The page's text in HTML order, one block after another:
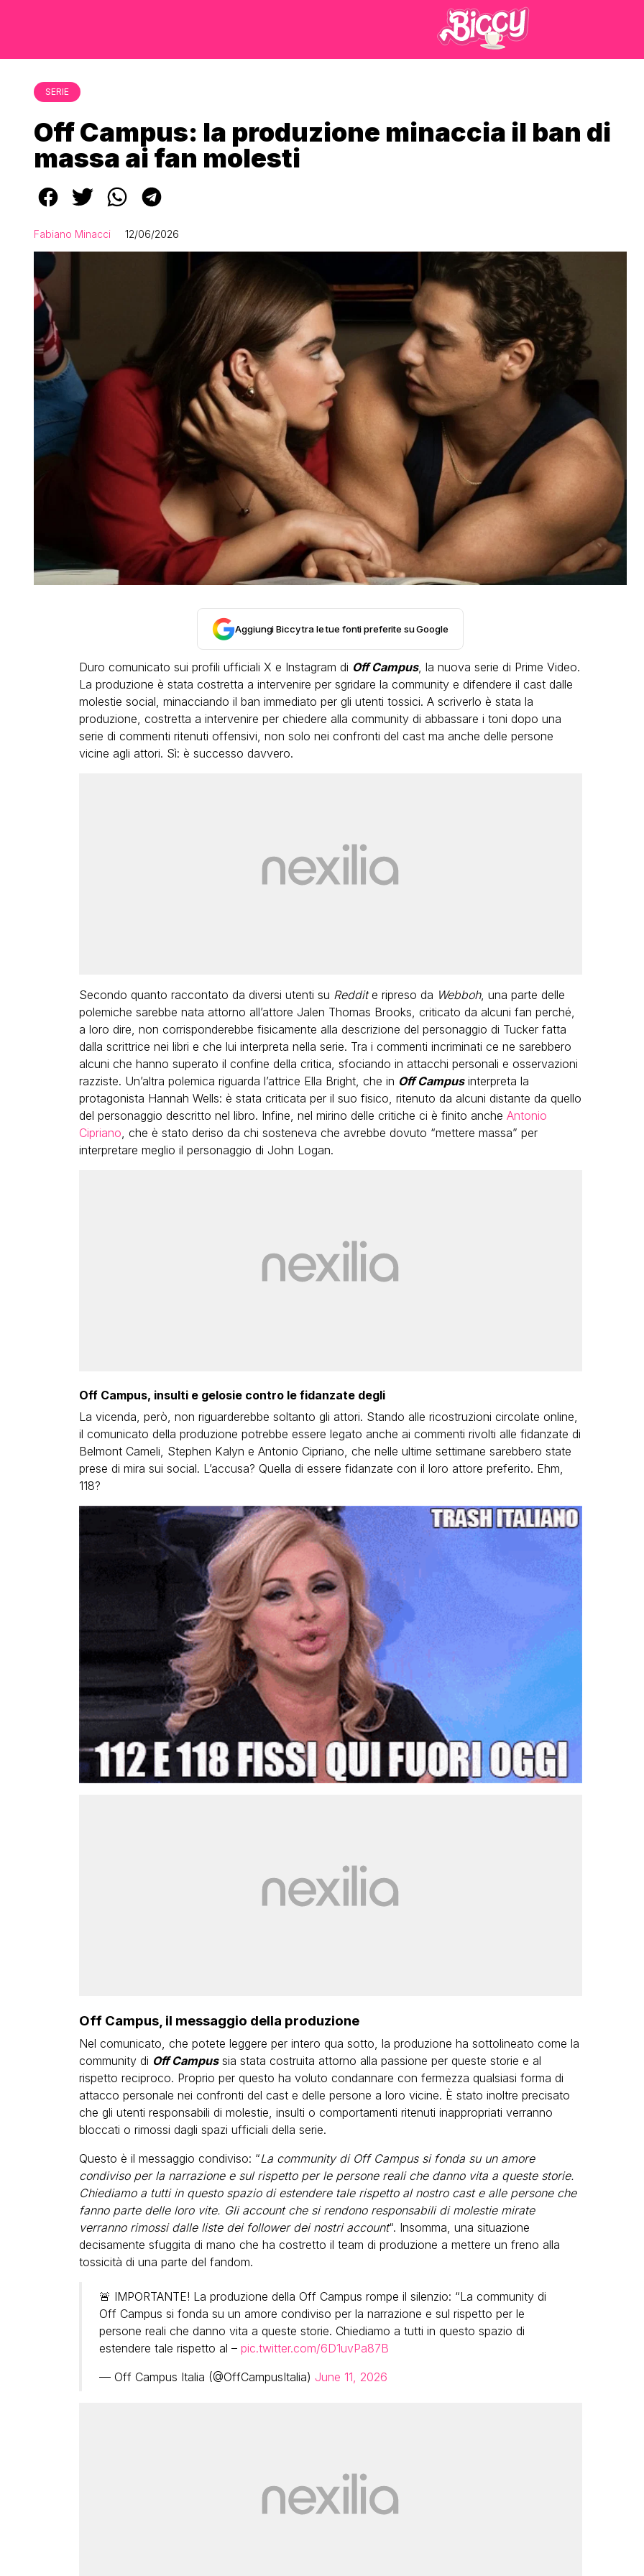
SERIE
Off Campus: la produzione minaccia il ban di
massa ai fan molesti
Fabiano Minacci 12/06/2026
Aggiungi Biccy tra le tue fonti preferite su Google
Duro comunicato sui profili ufficiali X e Instagram di Off Campus, la nuova serie di Prime Video.
La produzione è stata costretta a intervenire per sgridare la community e difendere il cast dalle
molestie social, minacciando il ban immediato per gli utenti tossici. A scriverlo è stata la
produzione, costretta a intervenire per chiedere alla community di abbassare i toni dopo una
serie di commenti ritenuti offensivi, non solo nei confronti del cast ma anche delle persone
vicine agli attori. Sì: è successo davvero.
Secondo quanto raccontato da diversi utenti su Reddite ripreso da Webboh, una parte delle
polemiche sarebbe nata attorno all’attore Jalen Thomas Brooks, criticato da alcuni fan perché,
a loro dire, non corrisponderebbe fisicamente alla descrizione del personaggio di Tucker fatta
dalla scrittrice nei libri e che lui interpreta nella serie. Tra i commenti incriminati ce ne sarebbero
alcuni che hanno superato il confine della critica, sfociando in attacchi personali e osservazioni
razziste. Un’altra polemica riguarda l’attrice Ella Bright, che in Off Campusinterpreta la
protagonista Hannah Wells: è stata criticata per il suo fisico, ritenuto da alcuni distante da quello
del personaggio descritto nel libro. Infine, nel mirino delle critiche ci è finito anche Antonio
Cipriano, che è stato deriso da chi sosteneva che avrebbe dovuto “mettere massa” per
interpretare meglio il personaggio di John Logan.
Off Campus, insulti e gelosie contro le fidanzate degli
La vicenda, però, non riguarderebbe soltanto gli attori. Stando alle ricostruzioni circolate online,
il comunicato della produzione potrebbe essere legato anche ai commenti rivolti alle fidanzate di
Belmont Cameli, Stephen Kalyn e Antonio Cipriano, che nelle ultime settimane sarebbero state
prese di mira sui social. L’accusa? Quella di essere fidanzate con il loro attore preferito. Ehm,
118?
Off Campus, il messaggio della produzione
Nel comunicato, che potete leggere per intero qua sotto, la produzione ha sottolineato come la
community di Off Campussia stata costruita attorno alla passione per queste storie e al
rispetto reciproco. Proprio per questo ha voluto condannare con fermezza qualsiasi forma di
attacco personale nei confronti del cast e delle persone a loro vicine. È stato inoltre precisato
che gli utenti responsabili di molestie, insulti o comportamenti ritenuti inappropriati verranno
bloccati o rimossi dagli spazi ufficiali della serie.
Questo è il messaggio condiviso: “La community di Off Campus si fonda su un amore
condiviso per la narrazione e sul rispetto per le persone reali che danno vita a queste storie.
Chiediamo a tutti in questo spazio di estendere tale rispetto al nostro cast e alle persone che
fanno parte delle loro vite. Gli account che si rendono responsabili di molestie mirate
verranno rimossi dalle liste dei follower dei nostri account“. Insomma, una situazione
decisamente sfuggita di mano che ha costretto il team di produzione a mettere un freno alla
tossicità di una parte del fandom.
🚨 IMPORTANTE! La produzione della Off Campus rompe il silenzio: “La community di
Off Campus si fonda su un amore condiviso per la narrazione e sul rispetto per le
persone reali che danno vita a queste storie. Chiediamo a tutti in questo spazio di
estendere tale rispetto al – pic.twitter.com/6D1uvPa87B
— Off Campus Italia (@OffCampusItalia) June 11, 2026